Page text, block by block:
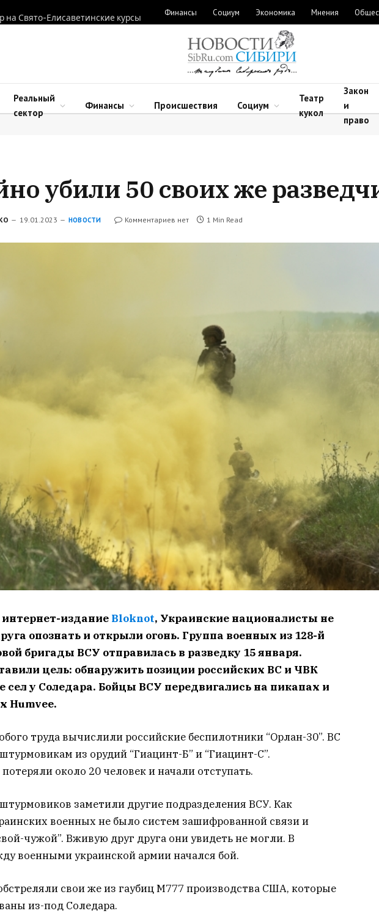
на Свято-Елисаветинские курсы
Финансы Социум Экономика Мнения
Реальный
сектор
Финансы Происшествия Социум
Театр
кукол
Закон
и
право
убили 50 своих же
19.01.2023 НОВОСТИ Комментариев нет 1 Min Read
издание Bloknot, Украинские националисты не
опознать и открыли огонь. Группа военных из 128-й
бригады ВСУ отправилась в разведку 15 января.
цель: обнаружить позиции российских ВС и ЧВК
сел у Соледара. Бойцы ВСУ передвигались на пикапах и
Humvee.
труда вычислили российские беспилотники “Орлан-30”. ВС
из орудий “Гиацинт-Б” и “Гиацинт-С”.
около 20 человек и начали отступать.
заметили другие подразделения ВСУ. Как
военных не было систем зашифрованной связи и
чужой”. Вживую друг друга они увидеть не могли. В
военными украинской армии начался бой.
свои же из гаубиц М777 производства США, которые
из-под Соледара.